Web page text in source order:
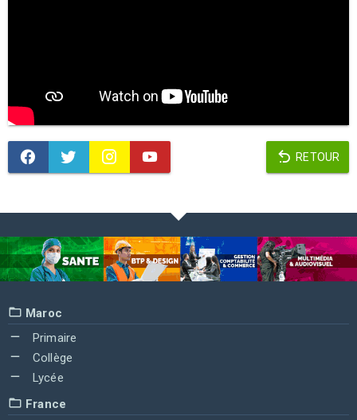
RETOUR
Maroc
Primaire
Collège
Lycée
France